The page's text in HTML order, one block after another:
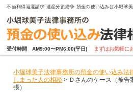
不当利得返還請求 遺産分割紛争 預金の使い込みは小堀球
受付時間　AM9:00〜PM6:00(平日) まずはお気軽に
小堀球美子法律事務所の預金の使い込み法
しまった人の相談 > Ｄさんのケース（被告
張）